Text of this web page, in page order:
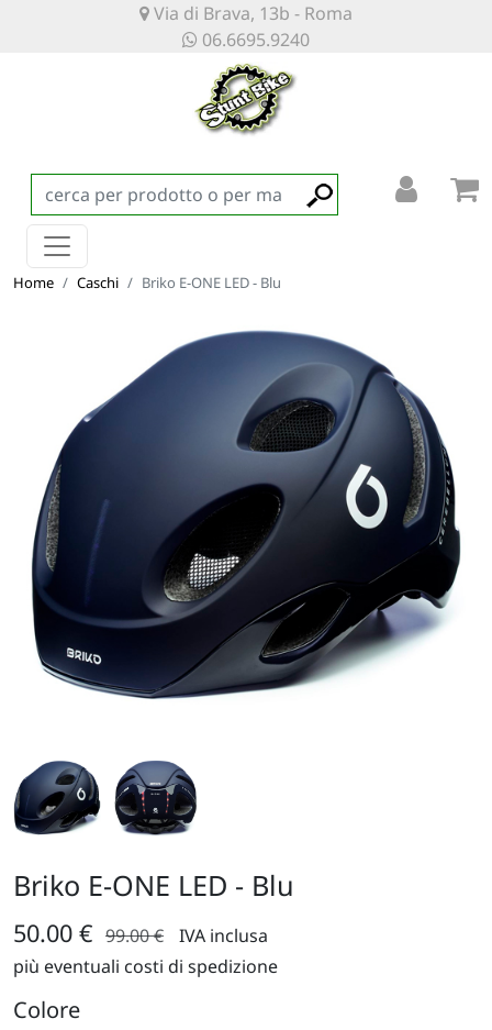
Via di Brava, 13b - Roma
06.6695.9240
Home Caschi Briko E-ONE LED - Blu
Briko E-ONE LED - Blu
50.00 € 99.00 €
IVA inclusa
più eventuali costi di spedizione
Colore